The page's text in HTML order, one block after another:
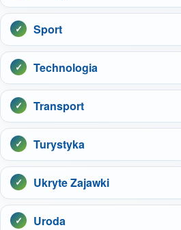
Sport
Technologia
Transport
Turystyka
Ukryte Zajawki
Uroda